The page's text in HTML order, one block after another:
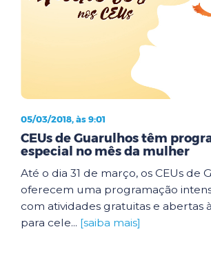
05/03/2018, às 9:01
CEUs de Guarulhos têm
especial no mês da mulher
Até o dia 31 de março, os CEUs de
oferecem uma programação
com atividades gratuitas e abertas
para cele... [saiba mais]